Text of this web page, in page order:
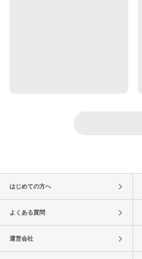
はじめての方へ
よくある質問
運営会社